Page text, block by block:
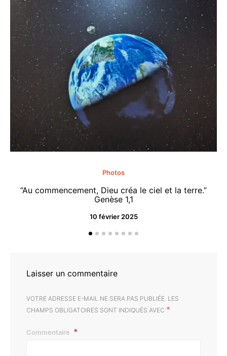
Photos
“Au commencement, Dieu créa le ciel et la terre.”
Genèse 1,1
10 février 2025
Laisser un commentaire
VOTRE ADRESSE E-MAIL NE SERA PAS PUBLIÉE. LES
CHAMPS OBLIGATOIRES SONT INDIQUÉS AVEC *
Commentaire